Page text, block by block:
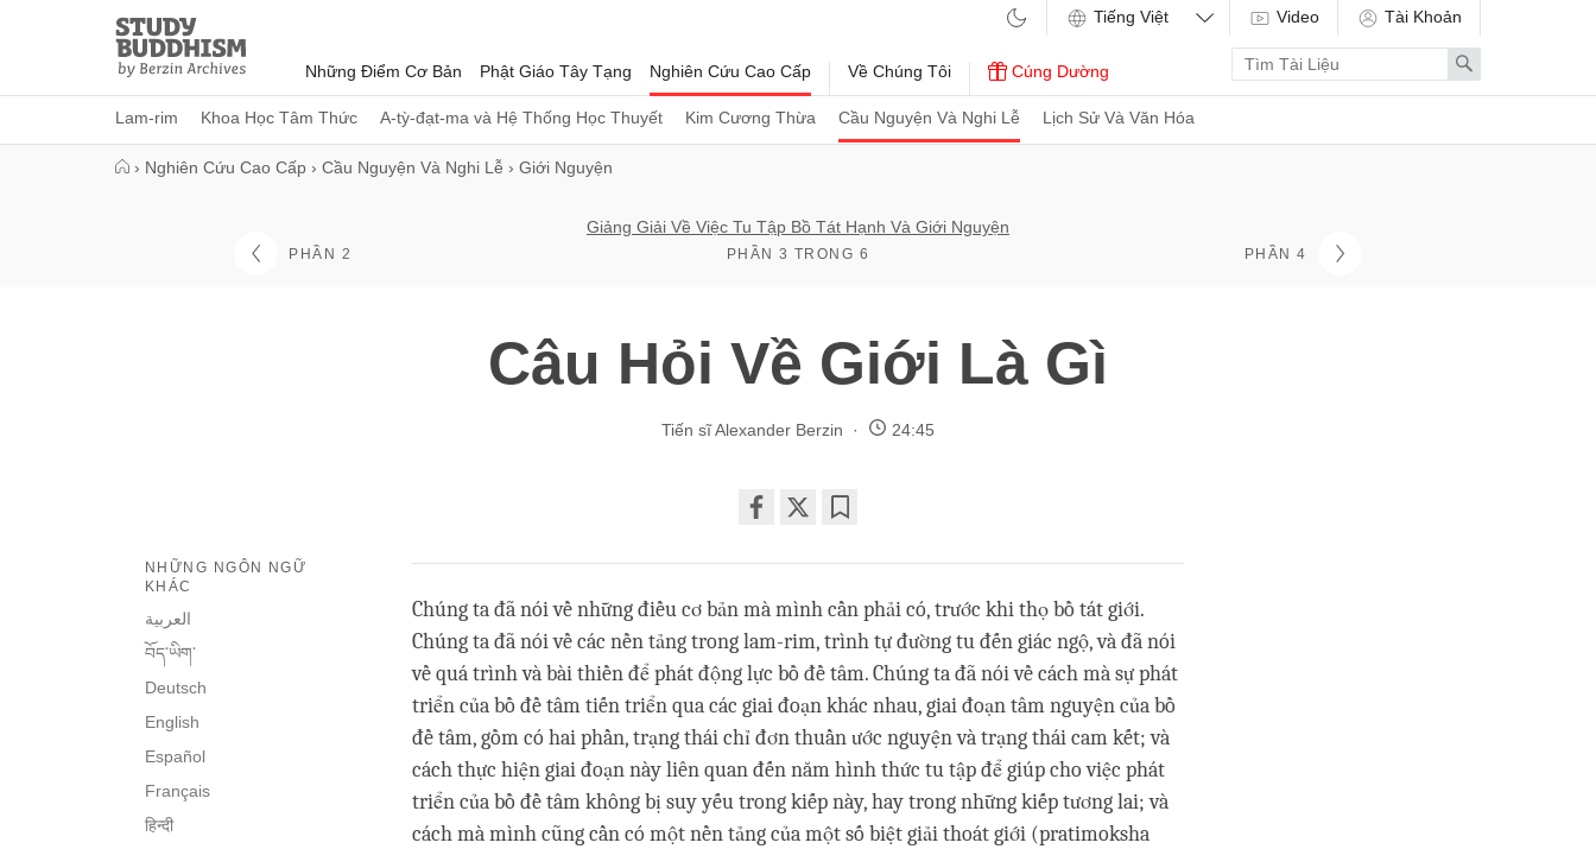
Study
Buddhism
Home
Những Điểm Cơ Bản Phật Giáo Tây Tạng Nghiên Cứu Cao Cấp
Lam-rim Khoa Học Tâm Thức A-tỳ-đạt-ma và Hệ Thống Học Thuyết Kim Cương Thừa Cầu Nguyện Và Nghi Lễ Lịch Sử Và Văn Hóa
Về Chúng Tôi Cúng Dường
Video Tài Khoản
Enter
search
term
Search
› Nghiên Cứu Cao Cấp › Cầu Nguyện Và Nghi Lễ › Giới Nguyện
PHẦN 2
Giảng Giải Về Việc Tu Tập Bồ Tát Hạnh Và Giới Nguyện
PHẦN 3 TRONG 6 PHẦN 4
Câu Hỏi Về Giới Là Gì
Tiến sĩ Alexander Berzin 24:45
on
facebook
NHỮNG NGÔN NGỮ
KHÁC
العربية
བོད་ཡིག་
Deutsch
English
Español
Français
हिन्दी
Chúng ta đã nói về những điều cơ bản mà mình cần phải có, trước khi thọ bồ tát giới.
Chúng ta đã nói về các nền tảng trong lam-rim, trình tự đường tu đến giác ngộ, và đã nói
về quá trình và bài thiền để phát động lực bồ đề tâm. Chúng ta đã nói về cách mà sự phát
triển của bồ đề tâm tiến triển qua các giai đoạn khác nhau, giai đoạn tâm nguyện của bồ
đề tâm, gồm có hai phần, trạng thái chỉ đơn thuần ước nguyện và trạng thái cam kết; và
cách thực hiện giai đoạn này liên quan đến năm hình thức tu tập để giúp cho việc phát
triển của bồ đề tâm không bị suy yếu trong kiếp này, hay trong những kiếp tương lai; và
cách mà mình cũng cần có một nền tảng của một số biệt giải thoát giới (pratimoksha